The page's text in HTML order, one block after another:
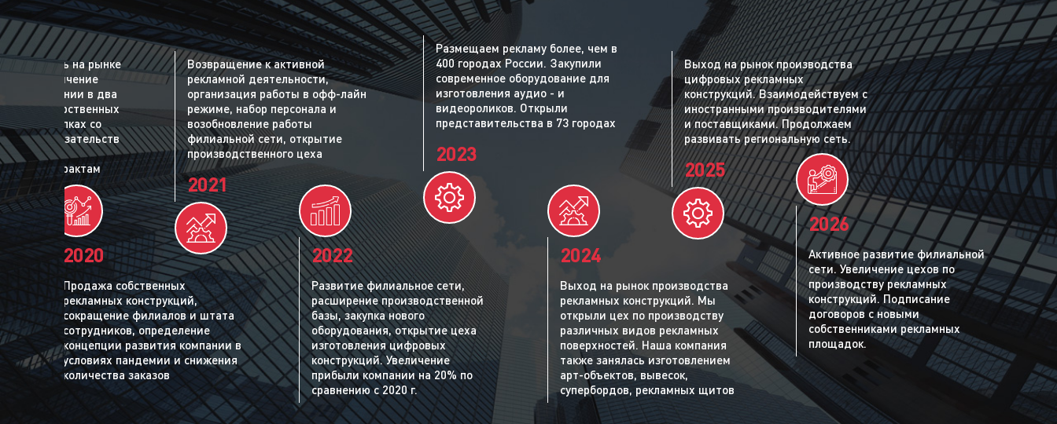
на рынке
увеличение
компании в два
в государственных
закупках со
обязательств
контрактам
2020
Продажа собственных
рекламных конструкций,
сокращение филиалов и штата
сотрудников, определение
концепции развития компании в
условиях пандемии и снижения
количества заказов
Возвращение к активной
рекламной деятельности,
организация работы в офф-лайн
режиме, набор персонала и
возобновление работы
филиальной сети, открытие
производственного цеха
2021
2022
Развитие филиальное сети,
расширение производственной
базы, закупка нового
оборудования, открытие цеха
изготовления цифровых
конструкций. Увеличение
прибыли компании на 20% по
сравнению с 2020 г.
Размещаем рекламу более, чем в
400 городах России. Закупили
современное оборудование для
изготовления аудио - и
видеороликов. Открыли
представительства в 73 городах
2023
2024
Выход на рынок производства
рекламных конструкций. Мы
открыли цех по производству
различных видов рекламных
поверхностей. Наша компания
также занялась изготовлением
арт-объектов, вывесок,
супербордов, рекламных щитов
Выход на рынок производства
цифровых рекламных
конструкций. Взаимодействуем с
иностранными производителями
и поставщиками. Продолжаем
развивать региональную сеть.
2025
2026
Активное развитие филиальной
сети. Увеличение цехов по
производству рекламных
конструкций. Подписание
договоров с новыми
собственниками рекламных
площадок.